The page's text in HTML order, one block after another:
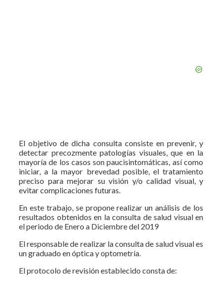
El objetivo de dicha consulta consiste en prevenir, y
detectar precozmente patologías visuales, que en la
mayoría de los casos son paucisintomáticas, así como
iniciar, a la mayor brevedad posible, el tratamiento
preciso para mejorar su visión y/o calidad visual, y
evitar complicaciones futuras.
En este trabajo, se propone realizar un análisis de los
resultados obtenidos en la consulta de salud visual en
el periodo de Enero a Diciembre del 2019
El responsable de realizar la consulta de salud visual es
un graduado en óptica y optometría.
El protocolo de revisión establecido consta de: